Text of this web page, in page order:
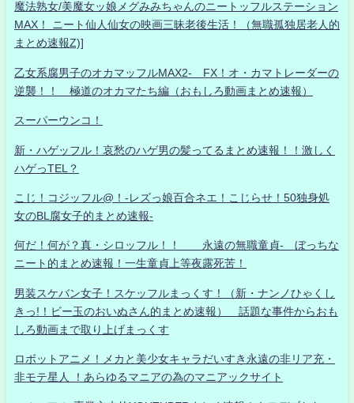
魔法熟女/美魔女ッ娘メグみみちゃんのニートッフルステーション
MAX！ ニート仙人仙女の映画三昧老後生活！（無職孤独居老人的
まとめ速報Z)]
乙女系腐男子のオカマッフルMAX2- FX！オ・カマトレーダーの
逆襲！！ 極道のオカマたち編（おもしろ動画まとめ速報）
スーパーウンコ！
新・ハゲッフル！哀愁のハゲ男の髪ってるまとめ速報！！激しく
ハゲっTEL？
こじ！コジッフル@！-レズっ娘百合ネエ！こじらせ！50独身処
女のBL腐女子的まとめ速報-
何だ！何が？真・シロッフル！！ 永遠の無職童貞- ぼっちな
ニート的まとめ速報！一生童貞上等夜露死苦！
男装スケバン女子！スケッフルまっくす！（新・ナンノひゃくし
きっ!！ビー玉のおいぬさん的まとめ速報） 話題な事件からおも
しろ動画まで取り上げまっくす
ロボットアニメ！メカと美少女キャラだいすき永遠の非リア充・
非モテ星人 ！あらゆるマニアの為のマニアックサイト